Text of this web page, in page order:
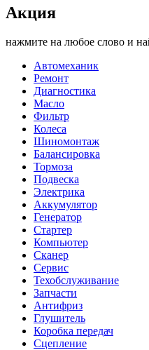
Акция
нажмите на любое слово и
Автомеханик
Ремонт
Диагностика
Масло
Фильтр
Колеса
Шиномонтаж
Балансировка
Тормоза
Подвеска
Электрика
Аккумулятор
Генератор
Стартер
Компьютер
Сканер
Сервис
Техобслуживание
Запчасти
Антифриз
Глушитель
Коробка передач
Сцепление